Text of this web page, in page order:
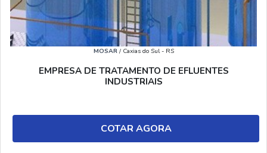
MOSAR/ Caxias do Sul - RS
EMPRESA DE TRATAMENTO DE EFLUENTES
INDUSTRIAIS
COTAR AGORA